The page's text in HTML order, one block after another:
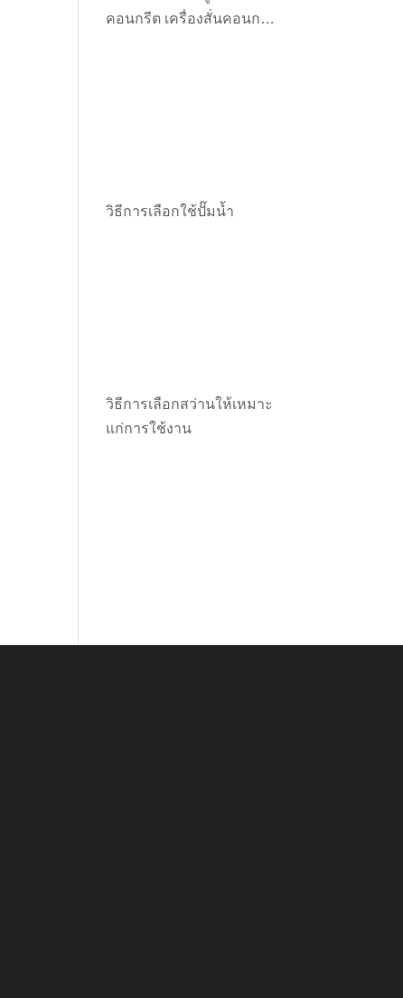
คอนกรีต เครื่องสั่นคอนกรีต
วิธีการเลือกใช้ปั๊มน้ำ
วิธีการเลือกสว่านให้เหมาะ
แก่การใช้งาน